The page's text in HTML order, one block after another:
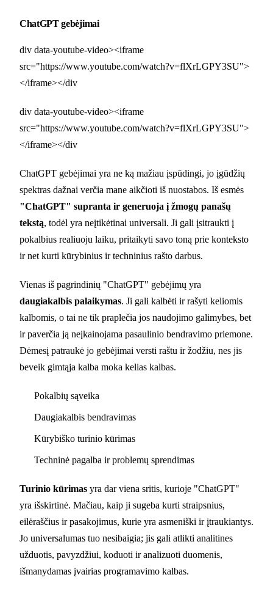
ChatGPT gebėjimai
div data-youtube-video><iframe
src="https://www.youtube.com/watch?v=flXrLGPY3SU">
</iframe></div
div data-youtube-video><iframe
src="https://www.youtube.com/watch?v=flXrLGPY3SU">
</iframe></div
ChatGPT gebėjimai yra ne ką mažiau įspūdingi, jo įgūdžių
spektras dažnai verčia mane aikčioti iš nuostabos. Iš esmės
"ChatGPT" supranta ir generuoja į žmogų panašų
tekstą, todėl yra neįtikėtinai universali. Ji gali įsitraukti į
pokalbius realiuoju laiku, pritaikyti savo toną prie konteksto
ir net kurti kūrybinius ir techninius rašto darbus.
Vienas iš pagrindinių "ChatGPT" gebėjimų yra
daugiakalbis palaikymas. Ji gali kalbėti ir rašyti keliomis
kalbomis, o tai ne tik praplečia jos naudojimo galimybes, bet
ir paverčia ją neįkainojama pasaulinio bendravimo priemone.
Dėmesį patraukė jo gebėjimai versti raštu ir žodžiu, nes jis
beveik gimtąja kalba moka kelias kalbas.
Pokalbių sąveika
Daugiakalbis bendravimas
Kūrybiško turinio kūrimas
Techninė pagalba ir problemų sprendimas
Turinio kūrimas yra dar viena sritis, kurioje "ChatGPT"
yra išskirtinė. Mačiau, kaip ji sugeba kurti straipsnius,
eilėraščius ir pasakojimus, kurie yra asmeniški ir įtraukiantys.
Jo universalumas tuo nesibaigia; jis gali atlikti analitines
užduotis, pavyzdžiui, koduoti ir analizuoti duomenis,
išmanydamas įvairias programavimo kalbas.